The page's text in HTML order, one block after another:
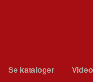
Se kat­a­loger Video